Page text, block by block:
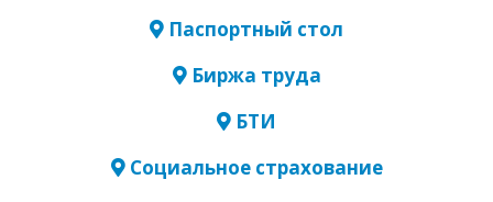
Паспортный стол
Биржа труда
БТИ
Социальное страхование